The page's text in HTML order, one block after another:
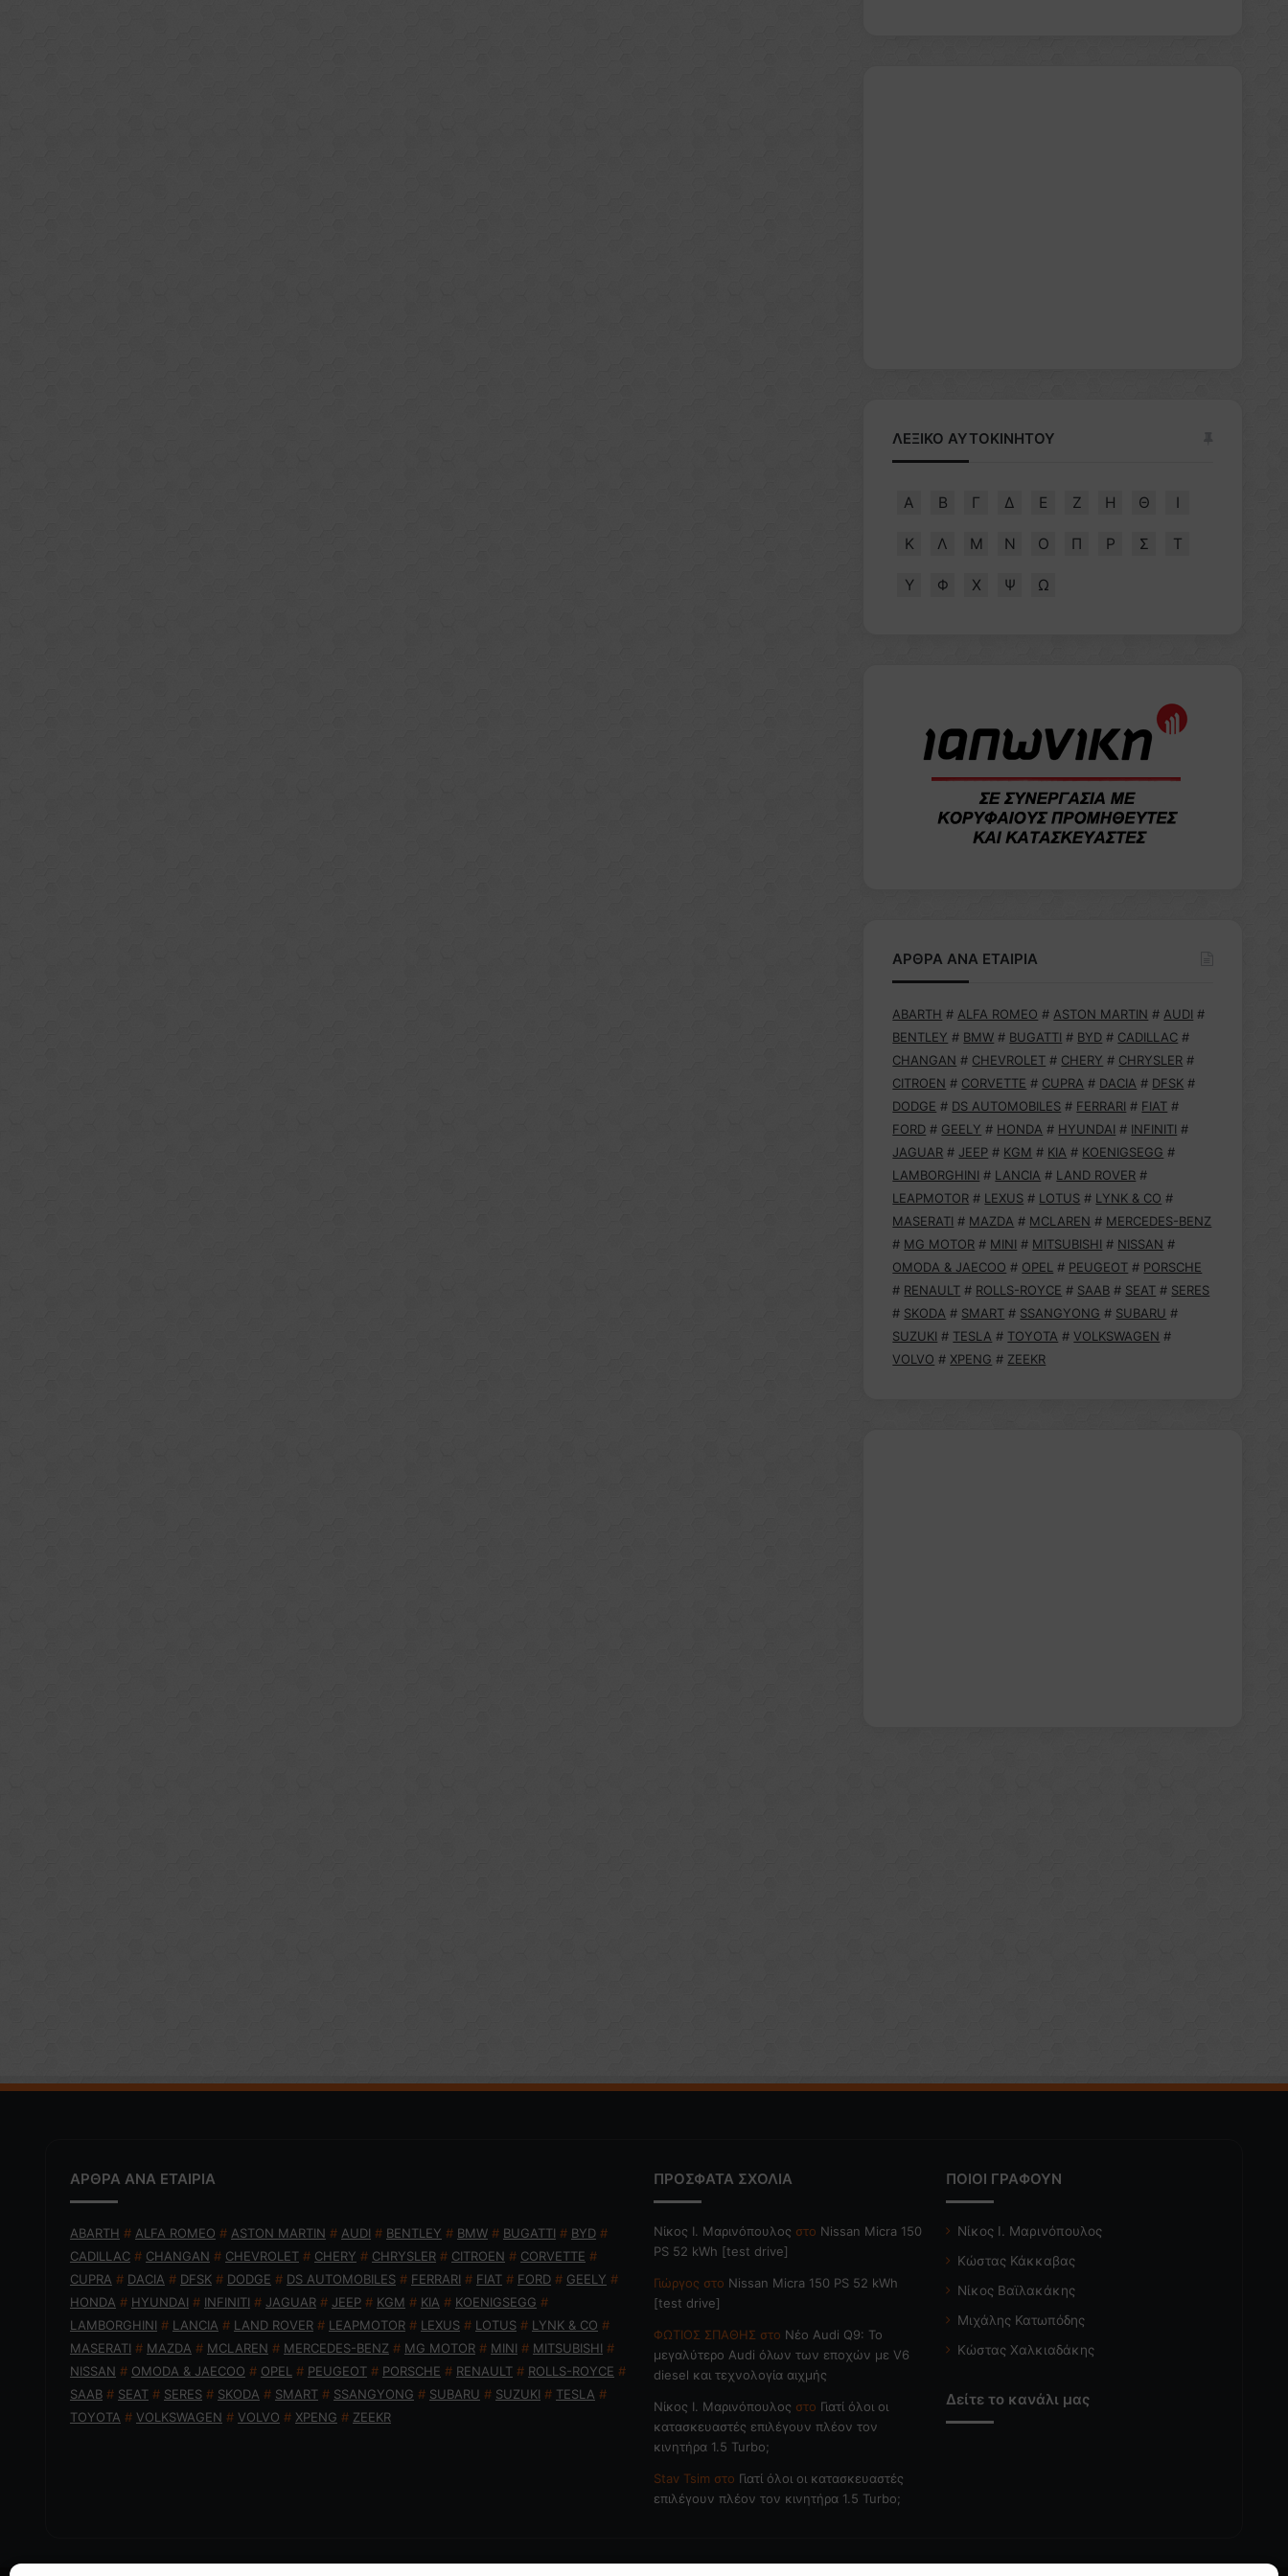
ΛΕΞΙΚΟ ΑΥΤΟΚΙΝΗΤΟΥ
Α Β Γ Δ Ε Ζ Η Θ Ι
Κ Λ Μ Ν Ο Π Ρ Σ Τ
Υ Φ Χ Ψ Ω
ΑΡΘΡΑ ΑΝΑ ΕΤΑΙΡΙΑ
ABARTH # ALFA ROMEO # ASTON MARTIN # AUDI #
BENTLEY # BMW # BUGATTI # BYD # CADILLAC #
CHANGAN # CHEVROLET # CHERY # CHRYSLER #
CITROEN # CORVETTE # CUPRA # DACIA # DFSK #
DODGE # DS AUTOMOBILES # FERRARI # FIAT #
FORD # GEELY # HONDA # HYUNDAI # INFINITI #
JAGUAR # JEEP # KGM # KIA # KOENIGSEGG #
LAMBORGHINI # LANCIA # LAND ROVER #
LEAPMOTOR # LEXUS # LOTUS # LYNK & CO #
MASERATI # MAZDA # MCLAREN # MERCEDES-BENZ
# MG MOTOR # MINI # MITSUBISHI # NISSAN #
OMODA & JAECOO # OPEL # PEUGEOT # PORSCHE
# RENAULT # ROLLS-ROYCE # SAAB # SEAT # SERES
# SKODA # SMART # SSANGYONG # SUBARU #
SUZUKI # TESLA # TOYOTA # VOLKSWAGEN #
VOLVO # XPENG # ZEEKR
ΑΡΘΡΑ ΑΝΑ ΕΤΑΙΡΙΑ
ABARTH # ALFA ROMEO # ASTON MARTIN # AUDI # BENTLEY # BMW # BUGATTI # BYD #
CADILLAC # CHANGAN # CHEVROLET # CHERY # CHRYSLER # CITROEN # CORVETTE #
CUPRA # DACIA # DFSK # DODGE # DS AUTOMOBILES # FERRARI # FIAT # FORD # GEELY #
HONDA # HYUNDAI # INFINITI # JAGUAR # JEEP # KGM # KIA # KOENIGSEGG #
LAMBORGHINI # LANCIA # LAND ROVER # LEAPMOTOR # LEXUS # LOTUS # LYNK & CO #
MASERATI # MAZDA # MCLAREN # MERCEDES-BENZ # MG MOTOR # MINI # MITSUBISHI #
NISSAN # OMODA & JAECOO # OPEL # PEUGEOT # PORSCHE # RENAULT # ROLLS-ROYCE #
SAAB # SEAT # SERES # SKODA # SMART # SSANGYONG # SUBARU # SUZUKI # TESLA #
TOYOTA # VOLKSWAGEN # VOLVO # XPENG # ZEEKR
ΠΡΟΣΦΑΤΑ ΣΧΟΛΙΑ
Nίκος Ι. Mαρινόπουλος στο Nissan Micra 150
PS 52 kWh [test drive]
Γιώργος στο Nissan Micra 150 PS 52 kWh
[test drive]
ΦΩΤΙΟΣ ΣΠΑΘΗΣ στο Νέο Audi Q9: Το
μεγαλύτερο Audi όλων των εποχών με V6
diesel και τεχνολογία αιχμής
Nίκος Ι. Mαρινόπουλος στο Γιατί όλοι οι
κατασκευαστές επιλέγουν πλέον τον
κινητήρα 1.5 Turbo;
Stav Tsim στο Γιατί όλοι οι κατασκευαστές
επιλέγουν πλέον τον κινητήρα 1.5 Turbo;
ΠΟΙΟΙ ΓΡΑΦΟΥΝ
Νίκος Ι. Μαρινόπουλος
Κώστας Κάκκαβας
Νίκος Βαϊλακάκης
Μιχάλης Κατωπόδης
Κώστας Χαλκιαδάκης
Δείτε το κανάλι μας